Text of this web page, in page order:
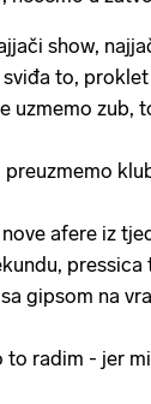
show,
to,
uzmemo zub,
afere iz
gipsom na
to radim - jer